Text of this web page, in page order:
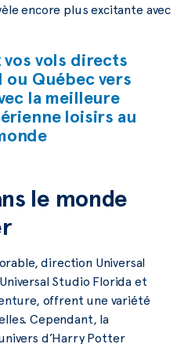
encore plus excitante avec
vos vols directs
ou Québec vers
la meilleure
loisirs au
le monde
direction Universal
Studio Florida et
offrent une variété
Cependant, la
d’Harry Potter